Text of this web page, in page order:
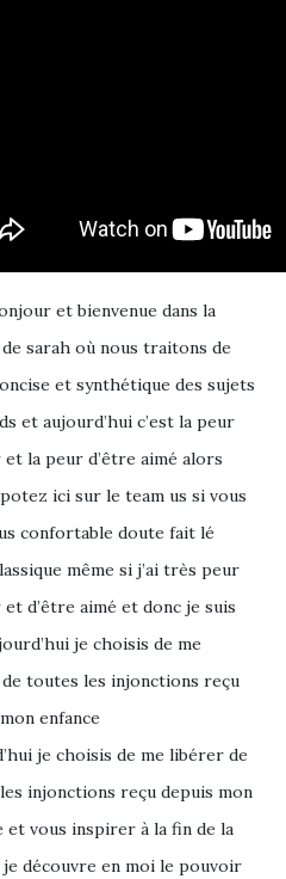
et bienvenue dans la
sarah où nous traitons de
et synthétique des sujets
et aujourd’hui c’est la peur
et la peur d’être aimé alors
ici sur le team us si vous
confortable doute fait lé
même si j’ai très peur
et d’être aimé et donc je suis
je choisis de me
toutes les injonctions reçu
enfance
je choisis de me libérer de
injonctions reçu depuis mon
et vous inspirer à la fin de la
découvre en moi le pouvoir